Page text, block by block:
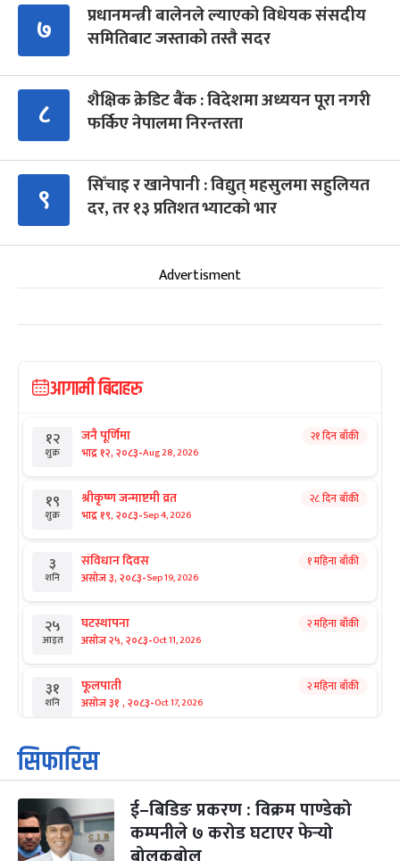
७
प्रधानमन्त्री बालेनले ल्याएको विधेयक संसदीय
समितिबाट जस्ताको तस्तै सदर
८
शैक्षिक क्रेडिट बैंक : विदेशमा अध्ययन पूरा नगरी
फर्किए नेपालमा निरन्तरता
९
सिँचाइ र खानेपानी : विद्युत् महसुलमा सहुलियत
दर, तर १३ प्रतिशत भ्याटको भार
Advertisment
आगामी बिदाहरु
१२
शुक्र
जनै पूर्णिमा
भाद्र १२, २०८३-Aug 28, 2026
२१ दिन बाँकी
१९
शुक्र
श्रीकृष्ण जन्माष्टमी व्रत
भाद्र १९, २०८३-Sep 4, 2026
२८ दिन बाँकी
३
शनि
संविधान दिवस
असोज ३, २०८३-Sep 19, 2026
१ महिना बाँकी
२५
आइत
घटस्थापना
असोज २५, २०८३-Oct 11, 2026
२ महिना बाँकी
३१
शनि
फूलपाती
असोज ३१ , २०८३-Oct 17, 2026
२ महिना बाँकी
१
आइत
कार्तिक सङ्क्रान्ति
कार्तिक १, २०८३
३
मंगल
महानवमी
कार्तिक ३, २०८३-Oct 20, 2026
२ महिना बाँकी
सिफारिस
ई–बिडिङ प्रकरण : विक्रम पाण्डेको
कम्पनीले ७ करोड घटाएर फेर्‍यो